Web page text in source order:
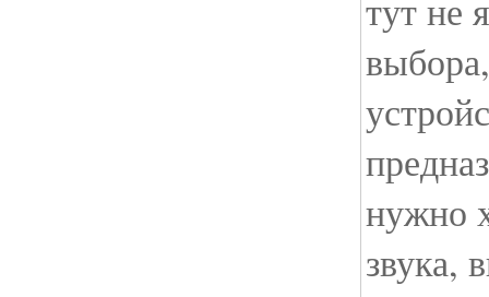
тут не
нужно
звука,